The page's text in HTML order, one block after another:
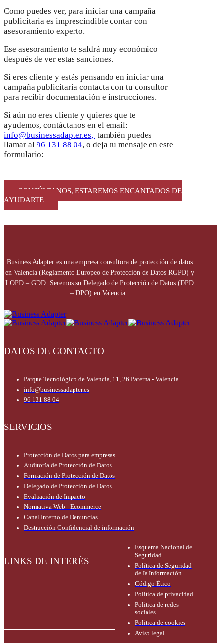
Como puedes ver, para iniciar una campaña
publicitaria es imprescindible contar con
asesoramiento experto.
Ese asesoramiento te saldrá muy económico
después de ver estas sanciones.
Si eres cliente y estás pensando en iniciar una
campaña publicitaria contacta con tu consultor
para recibir documentación e instrucciones.
Si aún no eres cliente y quieres que te
ayudemos, contáctanos en el email:
info@businessadapter.es, también puedes
llamar al 96 131 88 04, o deja tu mensaje en este
formulario:
CONSÚLTANOS, ESTAREMOS ENCANTADOS DE
AYUDARTE
Business Adapter es una empresa consultora de protección de datos
en Valencia (Reglamento Europeo de Protección de Datos RGPD) y
LOPD – GDD. Seremos su Delegado de Protección de Datos (DPD
– DPO) en Valencia.
DATOS DE CONTACTO
Parque Tecnológico de Valencia, 11, 26 Paterna - Valencia
info@businessadapter.es
96 131 88 04
SERVICIOS
Protección de Datos para empresas
Auditoría de Protección de Datos
Formación de Protección de Datos
Delegado de Protección de Datos
Evaluación de Impacto
Normativa Web - Ecommerce
Canal Interno de Denuncias
Destrucción Confidencial de información
LINKS DE INTERÉS
Esquema Nacional de
Seguridad
Política de Seguridad
de Ia Información
Código Ético
Politica de privacidad
Politica de redes
sociales
Politica de cookies
Aviso legal